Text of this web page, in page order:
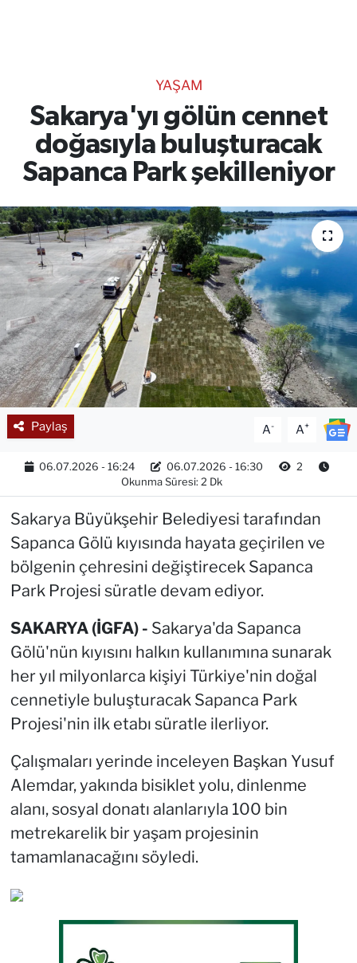
YAŞAM
Sakarya'yı gölün cennet
doğasıyla buluşturacak
Sapanca Park şekilleniyor
Paylaş A- A+
06.07.2026 - 16:24 06.07.2026 - 16:30
2
Okunma Süresi: 2 Dk
Sakarya Büyükşehir Belediyesi tarafından
Sapanca Gölü kıyısında hayata geçirilen ve
bölgenin çehresini değiştirecek Sapanca
Park Projesi süratle devam ediyor.
SAKARYA (İGFA) - Sakarya'da Sapanca
Gölü'nün kıyısını halkın kullanımına sunarak
her yıl milyonlarca kişiyi Türkiye'nin doğal
cennetiyle buluşturacak Sapanca Park
Projesi'nin ilk etabı süratle ilerliyor.
Çalışmaları yerinde inceleyen Başkan Yusuf
Alemdar, yakında bisiklet yolu, dinlenme
alanı, sosyal donatı alanlarıyla 100 bin
metrekarelik bir yaşam projesinin
tamamlanacağını söyledi.
RESMİ İLANLAR
Gencsesfm Canlı Dinle